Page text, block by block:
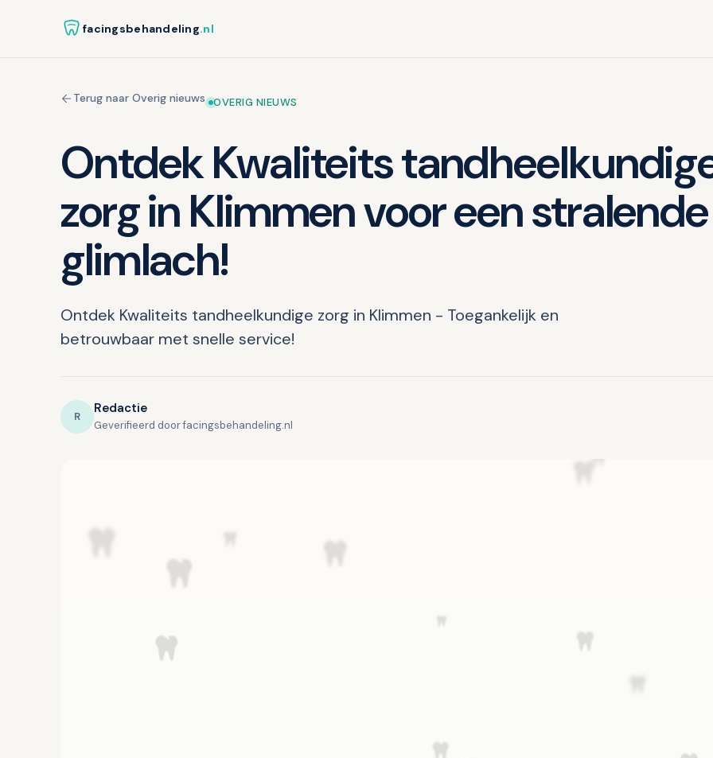
facingsbehandeling.nl
Terug naar Overig nieuws OVERIG NIEUWS
Ontdek Kwaliteits
zorg in Klimmen voor een stralende
glimlach!
Ontdek Kwaliteits tandheelkundige zorg in Klimmen - Toegankelijk en
betrouwbaar met snelle service!
R Redactie
Geverifieerd door facingsbehandeling.nl